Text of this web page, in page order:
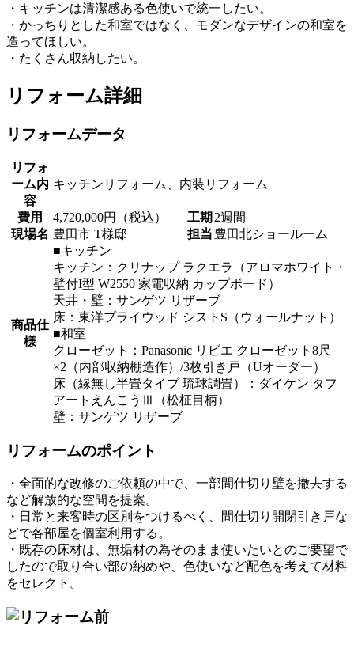
・キッチンは清潔感ある色使いで統一したい。
・かっちりとした和室ではなく、モダンなデザインの和室を
造ってほしい。
・たくさん収納したい。
リフォーム詳細
リフォームデータ
リフォ
ーム内
容
キッチンリフォーム、内装リフォーム
費用 4,720,000円（税込） 工期 2週間
現場名 豊田市 T様邸 担当 豊田北ショールーム
商品仕
様
■キッチン
キッチン：クリナップ ラクエラ（アロマホワイト・
壁付I型 W2550 家電収納 カップボード）
天井・壁：サンゲツ リザーブ
床：東洋プライウッド シストS（ウォールナット）
■和室
クローゼット：Panasonic リビエ クローゼット8尺
×2（内部収納棚造作）/3枚引き戸（Uオーダー）
床（縁無し半畳タイプ 琉球調畳）：ダイケン タフ
アートえんこうⅢ（松柾目柄）
壁：サンゲツ リザーブ
リフォームのポイント
・全面的な改修のご依頼の中で、一部間仕切り壁を撤去する
など解放的な空間を提案。
・日常と来客時の区別をつけるべく、間仕切り開閉引き戸な
どで各部屋を個室利用する。
・既存の床材は、無垢材の為そのまま使いたいとのご要望で
したので取り合い部の納めや、色使いなど配色を考えて材料
をセレクト。